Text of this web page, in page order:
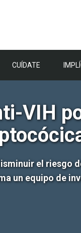
CUÍDATE
VIH
el riesgo
un equipo de